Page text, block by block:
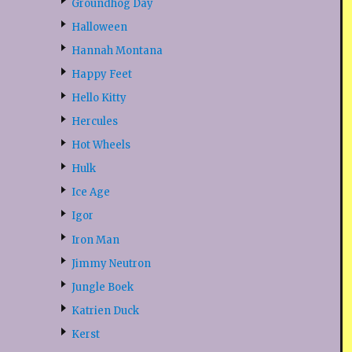
Groundhog Day
Halloween
Hannah Montana
Happy Feet
Hello Kitty
Hercules
Hot Wheels
Hulk
Ice Age
Igor
Iron Man
Jimmy Neutron
Jungle Boek
Katrien Duck
Kerst